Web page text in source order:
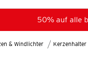
50% auf alle
& Windlichter Kerzenhalter